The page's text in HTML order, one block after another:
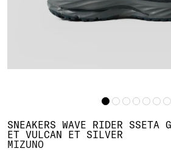
SNEAKERS WAVE RIDER SSETA
T VULCAN ET SILVER
MIZUNO